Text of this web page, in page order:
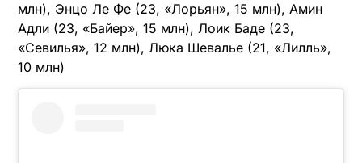
млн), Энцо Ле Фе (23, «Лорьян», 15 млн), Амин
Адли (23, «Байер», 15 млн), Лоик Баде (23,
«Севилья», 12 млн), Люка Шевалье (21, «Лилль»,
10 млн)